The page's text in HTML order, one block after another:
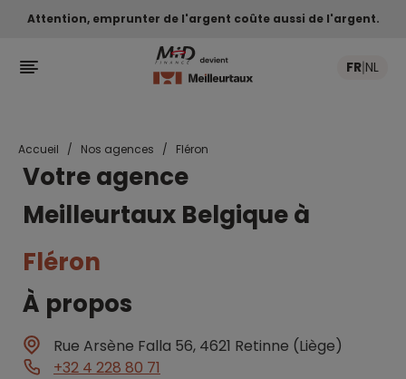
Attention, emprunter de l'argent coûte aussi de l'argent.
 FR NL
Accueil Nos agences Fléron
Votre agence
Meilleurtaux Belgique à
Fléron
À propos
Rue Arsène Falla 56, 4621 Retinne (Liège)
+32 4 228 80 71